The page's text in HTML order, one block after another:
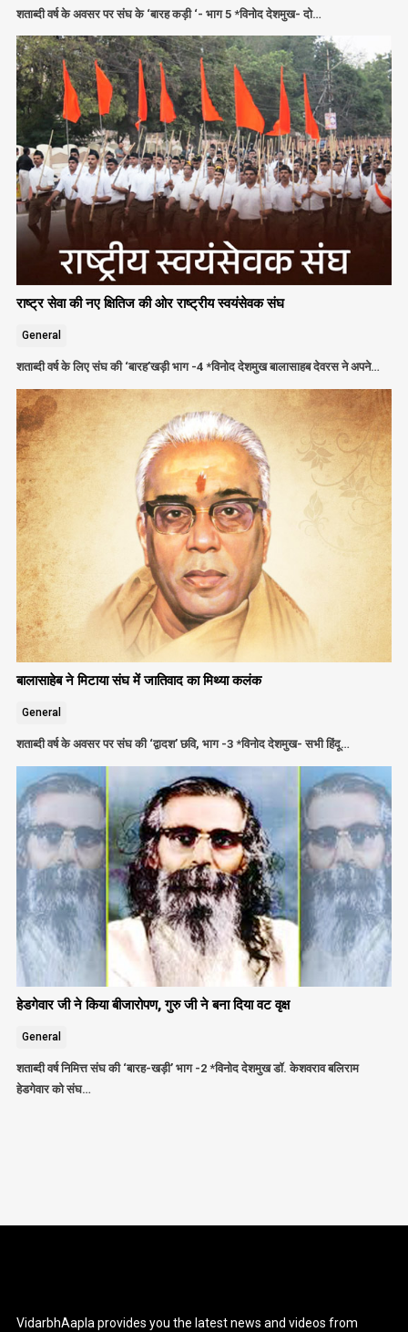
शताब्दी वर्ष के अवसर पर संघ के ‘बारह कड़ी ‘- भाग 5 *विनोद देशमुख- दो…
राष्ट्र सेवा की नए क्षितिज की ओर राष्ट्रीय स्वयंसेवक संघ
General
शताब्दी वर्ष के लिए संघ की ‘बारह’खड़ी भाग -4 *विनोद देशमुख बालासाहब देवरस ने अपने…
बालासाहेब ने मिटाया संघ में जातिवाद का मिथ्या कलंक
General
शताब्दी वर्ष के अवसर पर संघ की ‘द्वादश’ छवि, भाग -3 *विनोद देशमुख- सभी हिंदू…
हेडगेवार जी ने किया बीजारोपण, गुरु जी ने बना दिया वट वृक्ष
General
शताब्दी वर्ष निमित्त संघ की ‘बारह-खड़ी’ भाग -2 *विनोद देशमुख डॉ. केशवराव बलिराम
हेडगेवार को संघ…
VidarbhAapla provides you the latest news and videos from